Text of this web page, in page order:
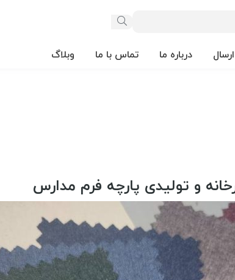
درباره ما تماس با ما وبلاگ
و تولیدی پارچه فرم مدارس